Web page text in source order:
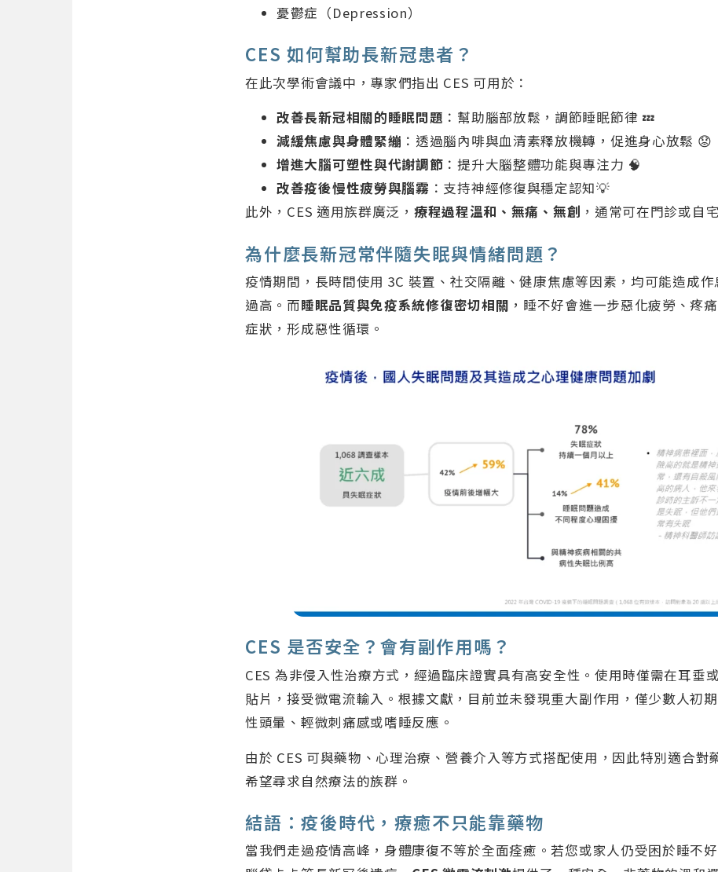
憂鬱症（Depression）
CES 如何幫助長新冠患者？
在此次學術會議中，專家們指出 CES 可用於：
改善長新冠相關的睡眠問題 ：幫助腦部放鬆，調節睡眠節律 💤
減緩焦慮與身體緊繃 ：透過腦內啡與血清素釋放機轉，促進身心放鬆 😟
增進大腦可塑性與代謝調節 ：提升大腦整體功能與專注力 🧠
改善疫後慢性疲勞與腦霧 ：支持神經修復與穩定認知💡
此外，CES 適用族群廣泛， 療程過程溫和、無痛、無創 ，通常可在門診或自
為什麼長新冠常伴隨失眠與情緒問題？
疫情期間，長時間使用 3C 裝置、社交隔離、健康焦慮等因素，均可能造成
過高。而睡眠品質與免疫系統修復密切相關 ，睡不好會進一步惡化疲勞、疼
症狀，形成惡性循環。
CES 是否安全？會有副作用嗎？
CES 為非侵入性治療方式，經過臨床證實具有高安全性。使用時僅需在耳垂
貼片，接受微電流輸入。根據文獻，目前並未發現重大副作用，僅少數人初
性頭暈、輕微刺痛感或嗜睡反應。
由於 CES 可與藥物、心理治療、營養介入等方式搭配使用，因此特別適合對
希望尋求自然療法的族群。
結語：疫後時代，療癒不只能靠藥物
當我們走過疫情高峰，身體康復不等於全面痊癒。若您或家人仍受困於睡不